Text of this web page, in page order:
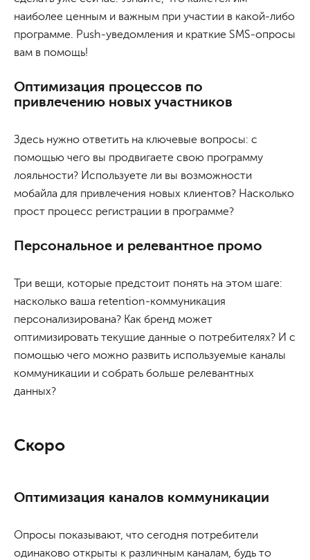
наиболее ценным и важным при участии в какой-либо
программе. Push-уведомления и краткие SMS-опросы
вам в помощь!
Оптимизация процессов по
привлечению новых участников
Здесь нужно ответить на ключевые вопросы: с
помощью чего вы продвигаете свою программу
лояльности? Используете ли вы возможности
мобайла для привлечения новых клиентов? Насколько
прост процесс регистрации в программе?
Персональное и релевантное промо
Три вещи, которые предстоит понять на этом шаге:
насколько ваша retention-коммуникация
персонализирована? Как бренд может
оптимизировать текущие данные о потребителях? И с
помощью чего можно развить используемые каналы
коммуникации и собрать больше релевантных
данных?
Скоро
Оптимизация каналов коммуникации
Опросы показывают, что сегодня потребители
одинаково открыты к различным каналам, будь то